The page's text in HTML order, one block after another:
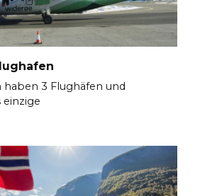
haben 3 Flughäfen und
einzige